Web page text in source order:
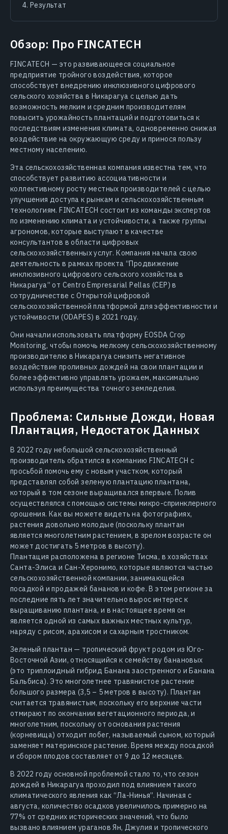
Результат
Обзор: Про FINCATECH
FINCATECH — это развивающееся социальное
предприятие тройного воздействия, которое
способствует внедрению инклюзивного цифрового
сельского хозяйства в Никарагуа с целью дать
возможность мелким и средним производителям
повысить урожайность плантаций и подготовиться к
последствиям изменения климата, одновременно снижая
воздействие на окружающую среду и принося пользу
местному населению.
Эта сельскохозяйственная компания известна тем, что
способствует развитию ассоциативности и
коллективному росту местных производителей с целью
улучшения доступа к рынкам и сельскохозяйственным
технологиям. FINCATECH состоит из команды экспертов
по изменению климата и устойчивости, а также группы
агрономов, которые выступают в качестве
консультантов в области цифровых
сельскохозяйственных услуг. Компания начала свою
деятельность в рамках проекта “Продвижение
инклюзивного цифрового сельского хозяйства в
Никарагуа” от Centro Empresarial Pellas (CEP) в
сотрудничестве с Открытой цифровой
сельскохозяйственной платформой для эффективности и
устойчивости (ODAPES) в 2021 году.
Они начали использовать платформу EOSDA Crop
Monitoring, чтобы помочь мелкому сельскохозяйственному
производителю в Никарагуа снизить негативное
воздействие проливных дождей на свои плантации и
более эффективно управлять урожаем, максимально
используя преимущества точного земледелия.
Проблема: Сильные Дожди, Новая
Плантация, Недостаток Данных
В 2022 году небольшой сельскохозяйственный
производитель обратился в компанию FINCATECH с
просьбой помочь ему с новым участком, который
представлял собой зеленую плантацию плантана,
который в том сезоне выращивался впервые. Полив
осуществлялся с помощью системы микро-спринклерного
орошения. Как вы можете видеть на фотографиях,
растения довольно молодые (поскольку плантан
является многолетним растением, в зрелом возрасте он
может достигать 5 метров в высоту).
Плантация расположена в регионе Тисма, в хозяйствах
Санта-Элиса и Сан-Херонимо, которые являются частью
сельскохозяйственной компании, занимающейся
посадкой и продажей бананов и кофе. В этом регионе за
последние пять лет значительно вырос интерес к
выращиванию плантана, и в настоящее время он
является одной из самых важных местных культур,
наряду с рисом, арахисом и сахарным тростником.
Зеленый плантан — тропический фрукт родом из Юго-
Восточной Азии, относящийся к семейству банановых
(это триплоидный гибрид Банана заостренного и Банана
Бальбиса). Это многолетнее травянистое растение
большого размера (3,5 – 5 метров в высоту). Плантан
считается травянистым, поскольку его верхние части
отмирают по окончании вегетационного периода, и
многолетним, поскольку от основания растения
(корневища) отходит побег, называемый сыном, который
заменяет материнское растение. Время между посадкой
и сбором плодов составляет от 9 до 12 месяцев.
В 2022 году основной проблемой стало то, что сезон
дождей в Никарагуа проходил под влиянием такого
климатического явления как “Ла-Нинья”. Начиная с
августа, количество осадков увеличилось примерно на
77% от средних исторических значений, что было
вызвано влиянием ураганов Ян, Джулия и тропического